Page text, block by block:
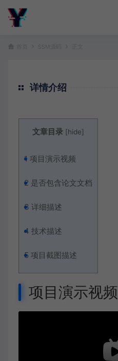
详情介绍
文章目录 [hide]
1 项目演示视频
2 是否包含论文文档
3 详细描述
4 技术描述
5 项目截图描述
项目演示视频